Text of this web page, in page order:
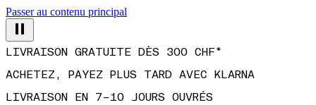
Passer au contenu principal
LIVRAISON GRATUITE DÈS 300 CHF*
ACHETEZ, PAYEZ PLUS TARD AVEC KLARNA
LIVRAISON EN 7–10 JOURS OUVRÉS